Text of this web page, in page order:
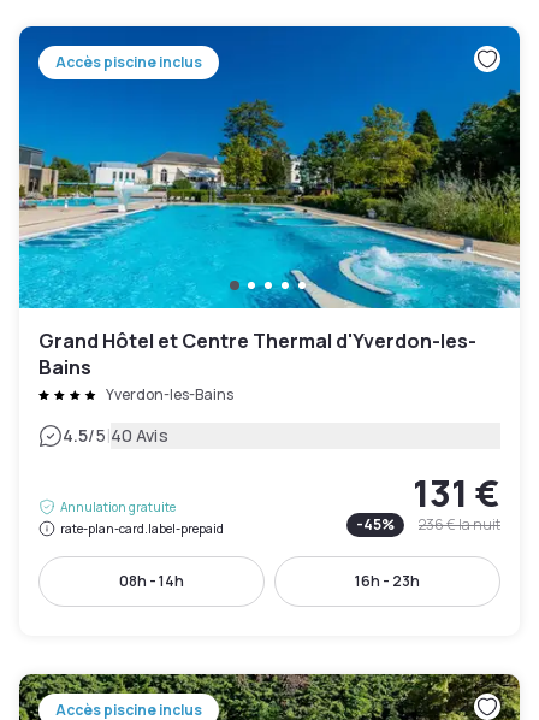
Accès piscine inclus
Grand Hôtel et Centre Thermal d'Yverdon-les-
Bains
Yverdon-les-Bains
4.5/5|40 Avis
Annulation gratuite
rate-plan-card.label-prepaid
131 €
-45% 236 €la nuit
08h - 14h 16h - 23h
Accès piscine inclus